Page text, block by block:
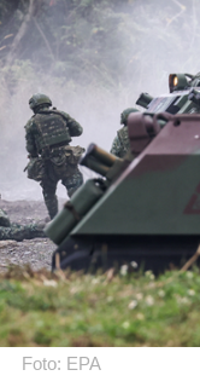
Foto: EPA